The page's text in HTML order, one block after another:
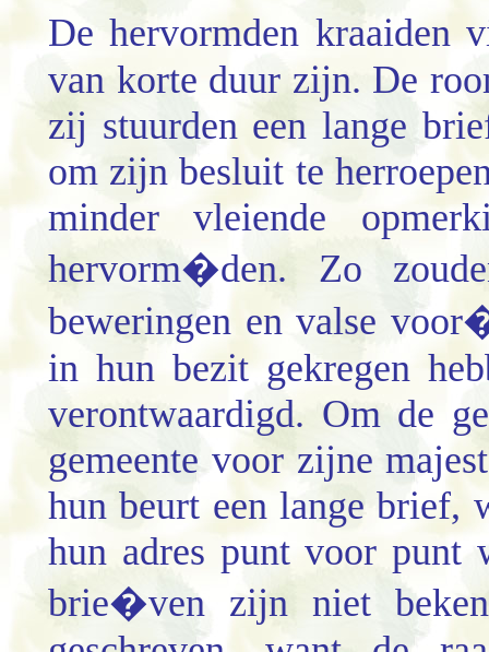
De hervormden kraaiden
van korte duur zijn. De
zij stuurden een lange
om zijn besluit te
minder vleiende
hervorm�den. Zo
beweringen en valse
in hun bezit gekregen
verontwaardigd. Om de
gemeente voor zijne
hun beurt een lange brief,
hun adres punt voor punt
brie�ven zijn niet